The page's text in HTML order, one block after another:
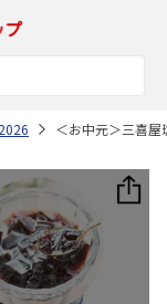
＜お中元＞三喜